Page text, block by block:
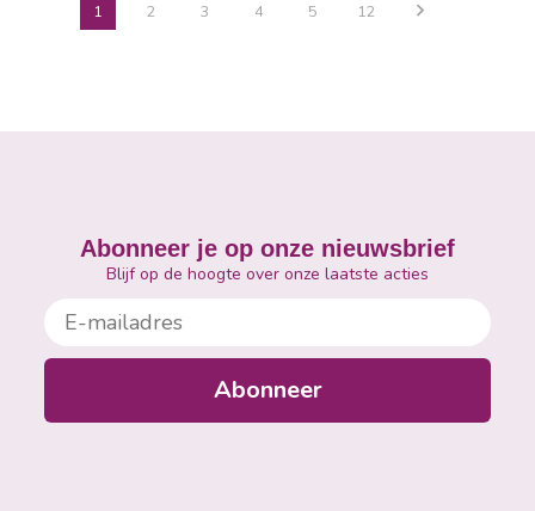
1 2 3 4 5 12
Abonneer je op onze nieuwsbrief
Blijf op de hoogte over onze laatste acties
E-mailadres
Abonneer